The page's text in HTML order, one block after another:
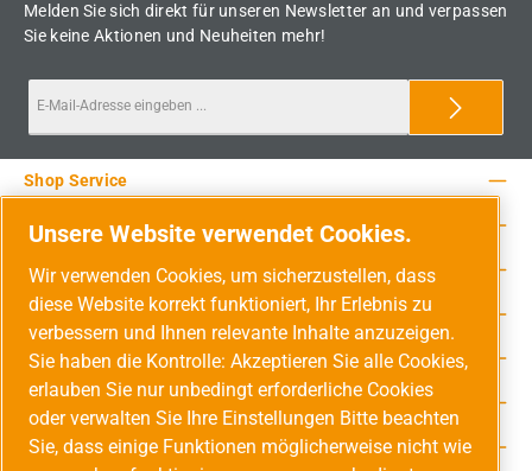
Melden Sie sich direkt für unseren Newsletter an und verpassen
Sie keine Aktionen und Neuheiten mehr!
Service-Hotline
Shop Service
Rechtliche Hinweise
Unsere Vorteile
Versandarten
Zahlungsarten
Adresse
Unsere Website verwendet Cookies.
Wir verwenden Cookies, um sicherzustellen, dass
diese Website korrekt funktioniert, Ihr Erlebnis zu
verbessern und Ihnen relevante Inhalte anzuzeigen.
Sie haben die Kontrolle: Akzeptieren Sie alle Cookies,
erlauben Sie nur unbedingt erforderliche Cookies
oder verwalten Sie Ihre Einstellungen Bitte beachten
Sie, dass einige Funktionen möglicherweise nicht wie